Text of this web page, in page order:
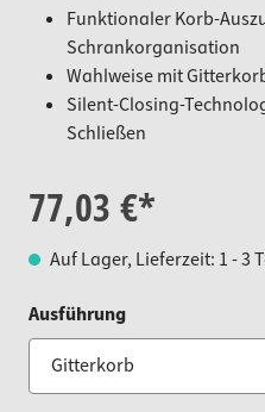
Funktionaler Korb-
Schrankorganisation
Wahlweise mit
Silent-Closing-
Schließen
77,03 €*
Auf Lager, Lieferzeit: 1 - 3
Ausführungauswählen